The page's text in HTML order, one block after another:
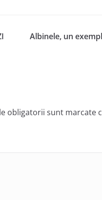
Albinele, un
obligatorii sunt marcate